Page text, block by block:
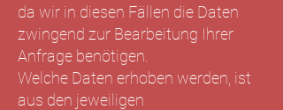
da wir in diesen Fällen die Daten
zwingend zur Bearbeitung Ihrer
Anfrage benötigen.
Welche Daten erhoben werden, ist
aus den jeweiligen